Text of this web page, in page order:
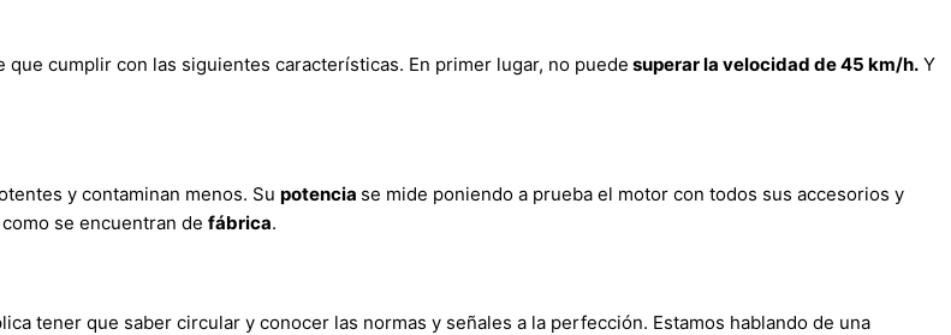
cumplir con las siguientes características. En primer lugar, no puede superar la velocidad de 45 km/h. Y
y contaminan menos. Su potencia se mide poniendo a prueba el motor con todos sus accesorios y
se encuentran de fábrica.
tener que saber circular y conocer las normas y señales a la perfección. Estamos hablando de una